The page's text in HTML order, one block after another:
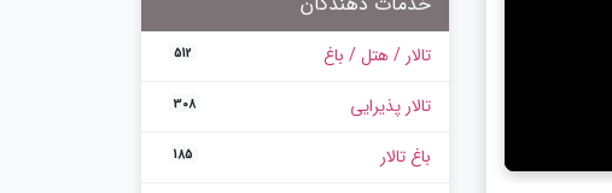
تالار / هتل / باغ 512
تالار پذیرایی 308
باغ تالار 185